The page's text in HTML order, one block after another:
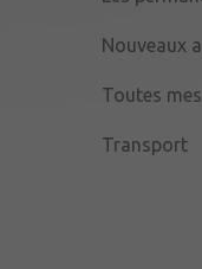
Nouveaux
Toutes
Transport